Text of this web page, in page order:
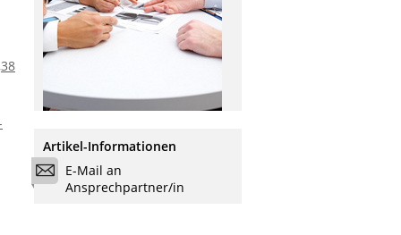
Artikel-Informationen
E-Mail an
Ansprechpartner/in